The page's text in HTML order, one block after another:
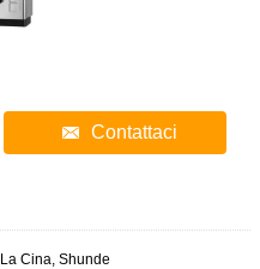
Contattaci
La Cina, Shunde